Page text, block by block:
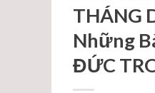
THÁNG
Những
ĐỨC